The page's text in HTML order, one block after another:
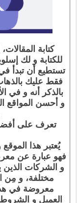
كتابة
للكتابة و لك
تستطيع أن تبدأ
فقط عليك
بالذكر أنه و في
و أحسن المواقع
تعرف على أفضل
يُعتبر هذا
فهو عبارة عن
و الشركات
مختلفة، و مِن
معروضة في
العميل و